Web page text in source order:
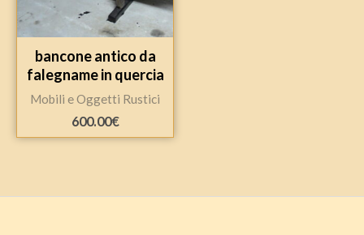
bancone antico da
falegname in quercia
Mobili e Oggetti Rustici
600.00€